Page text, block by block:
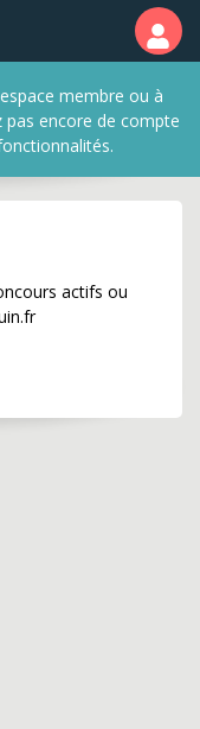
membre ou à
pas encore de compte
actifs ou